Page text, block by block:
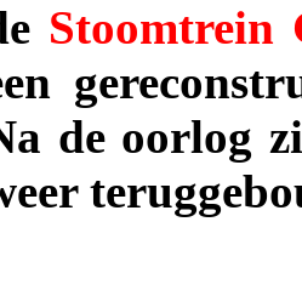
Stoomtrein
de oorlog